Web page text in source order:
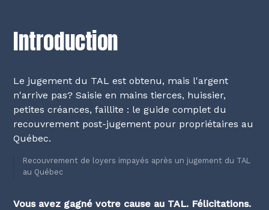
Introduction
Le jugement du TAL est obtenu, mais l'argent
n'arrive pas? Saisie en mains tierces, huissier,
petites créances, faillite : le guide complet du
recouvrement post-jugement pour propriétaires au
Québec.
Recouvrement de loyers impayés après un jugement du TAL
au Québec
Vous avez gagné votre cause au TAL. Félicitations.